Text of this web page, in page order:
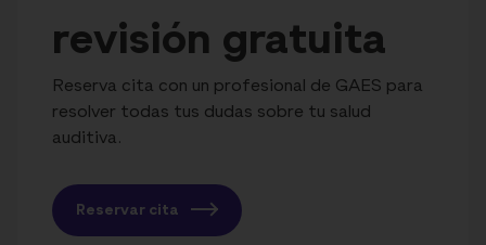
revisión gratuita
Reserva cita con un profesional de GAES para
resolver todas tus dudas sobre tu salud
auditiva.
Reservar cita